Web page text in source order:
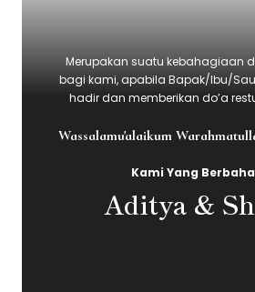
Merupakan suatu kebahagiaan
bagi kami, apabila Bapak/Ibu/
hadir dan memberikan do’a
Wassalamu'alaikum
Kami Yang
Aditya &